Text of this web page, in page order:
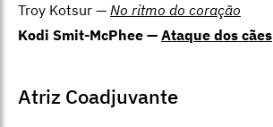
Troy Kotsur — No ritmo do coração
Kodi Smit-McPhee — Ataque dos cães
Atriz Coadjuvante